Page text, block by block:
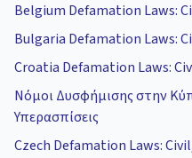
Belgium Defamation Laws:
Bulgaria Defamation Laws:
Croatia Defamation Laws:
Νόμοι Δυσφήμισης στην
Υπερασπίσεις
Czech Defamation Laws: